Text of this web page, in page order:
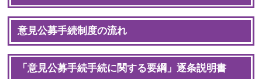
意見公募手続制度の流れ
「意見公募手続手続に関する要綱」逐条説明書